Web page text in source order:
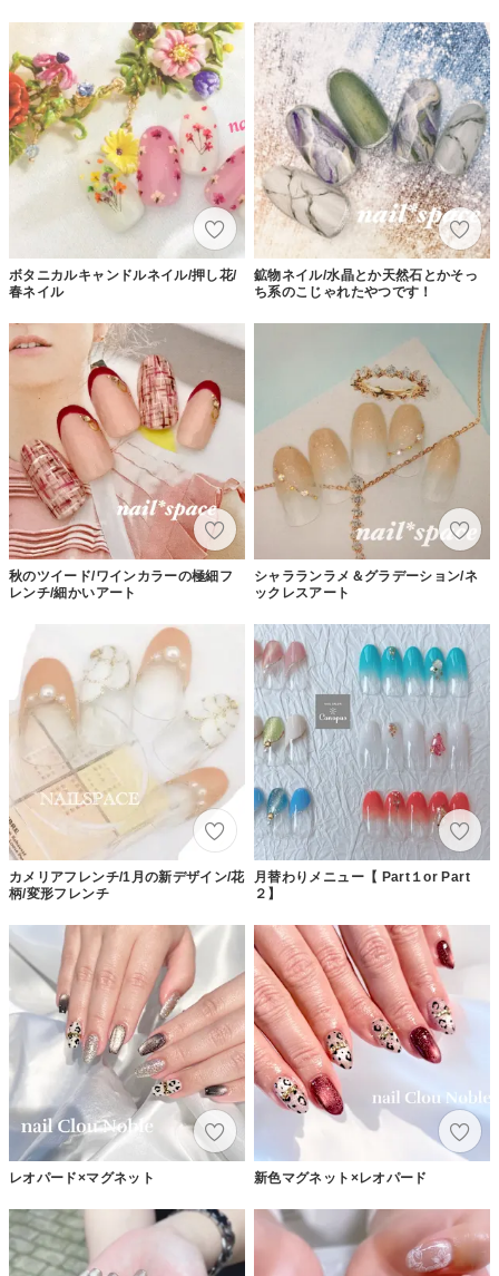
ボタニカルキャンドルネイル/押し花/
春ネイル
鉱物ネイル/水晶とか天然石とかそっ
ち系のこじゃれたやつです！
秋のツイード/ワインカラーの極細フ
レンチ/細かいアート
シャラランラメ＆グラデーション/ネ
ックレスアート
カメリアフレンチ/1月の新デザイン/花
柄/変形フレンチ
月替わりメニュー【 Part１or Part
２】
レオパード×マグネット 新色マグネット×レオパード